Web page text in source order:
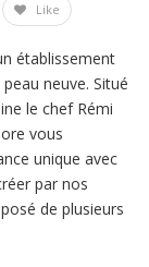
Like
établissement
neuve. Situé
le chef Rémi
vous
unique avec
par nos
de plusieurs